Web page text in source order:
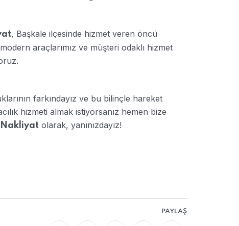
, Başkale ilçesinde hizmet veren öncü
araçlarımız ve müşteri odaklı hizmet
farkındayız ve bu bilinçle hareket
hizmeti almak istiyorsanız hemen bize
Nakliyat olarak, yanınızdayız!
PAYLAŞ